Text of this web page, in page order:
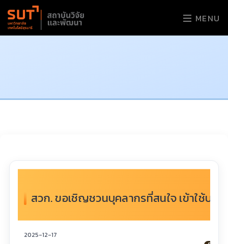
MENU
สวก. ขอเชิญชวนบุคลากรที่สนใจ เข้าใช้บริก
2025-12-17